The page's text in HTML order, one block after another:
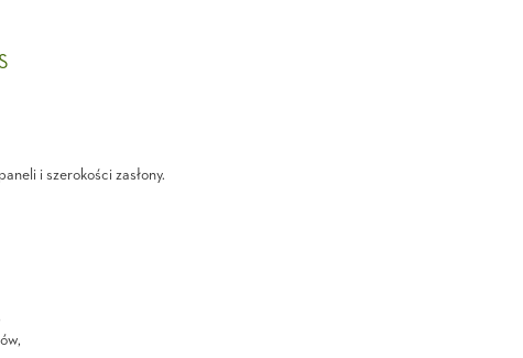
i szerokości zasłony.